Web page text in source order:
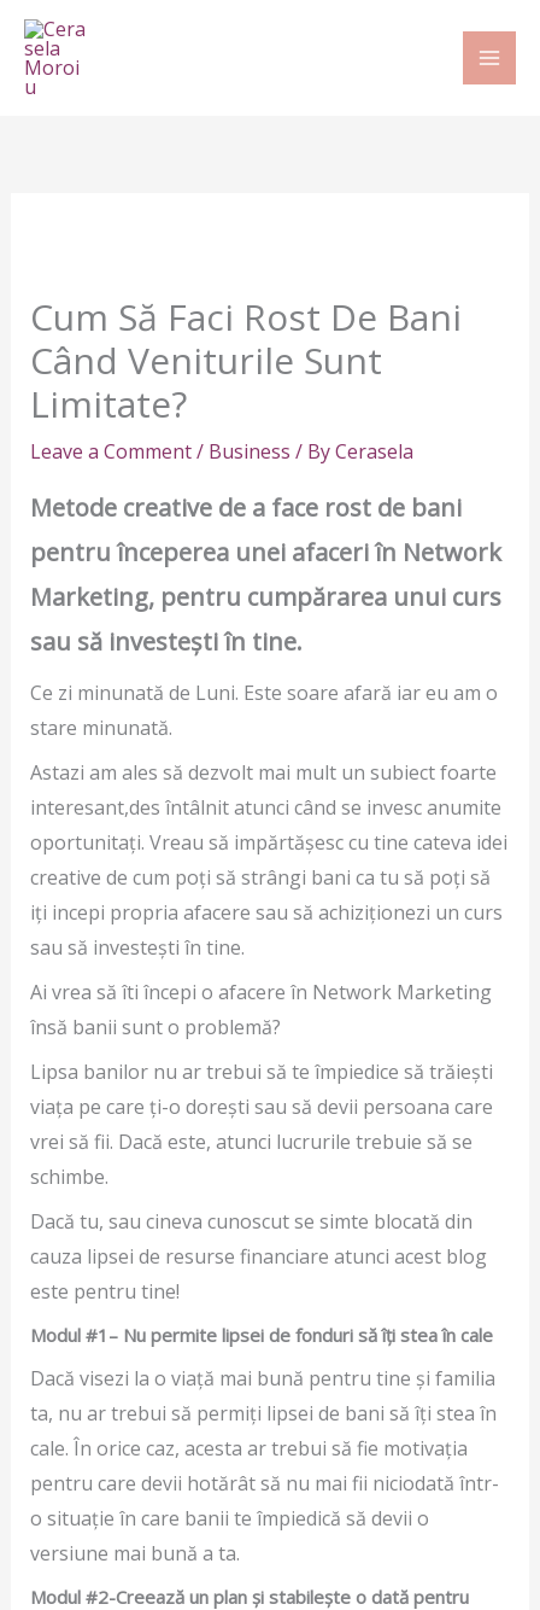
Skip
content
Cum Să Faci Rost De Bani
Când Veniturile Sunt
Limitate?
Leave a Comment/ Business / ByCerasela
Metode creative de a face rost de bani
pentru începerea unei afaceri în Network
Marketing, pentru cumpărarea unui curs
sau să investești în tine.
Ce zi minunată de Luni. Este soare afară iar eu am o
stare minunată.
Astazi am ales să dezvolt mai mult un subiect foarte
interesant,des întâlnit atunci când se invesc anumite
oportunitați. Vreau să impărtășesc cu tine cateva idei
creative de cum poți să strângi bani ca tu să poți să
iți incepi propria afacere sau să achiziționezi un curs
sau să investești în tine.
Ai vrea să îti începi o afacere în Network Marketing
însă banii sunt o problemă?
Lipsa banilor nu ar trebui să te împiedice să trăiești
viața pe care ți-o dorești sau să devii persoana care
vrei să fii. Dacă este, atunci lucrurile trebuie să se
schimbe.
Dacă tu, sau cineva cunoscut se simte blocată din
cauza lipsei de resurse financiare atunci acest blog
este pentru tine!
Modul #1 – Nu permite lipsei de fonduri să îți stea în cale
Dacă visezi la o viață mai bună pentru tine și familia
ta, nu ar trebui să permiți lipsei de bani să îți stea în
cale. În orice caz, acesta ar trebui să fie motivația
pentru care devii hotărât să nu mai fii niciodată într-
o situație în care banii te împiedică să devii o
versiune mai bună a ta.
Modul #2-Creează un plan și stabilește o dată pentru